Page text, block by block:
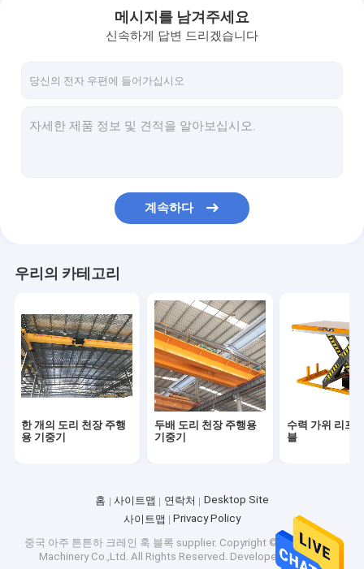
메시지를 남겨주세요
신속하게 답변 드리겠습니다
계속하다
우리의 카테고리
한 개의 도리 천장 주행
용 기중기
두배 도리 천장 주행용
기중기
수력 가위 리프
블
홈 사이트맵 연락처
Desktop Site
사이트맵
Privacy Policy
중국 아주 튼튼하 크레인 훅 블록 supplier. Copyright © 2026 CATET
Machinery Co.,Ltd. All Rights Reserved. Developed byECER